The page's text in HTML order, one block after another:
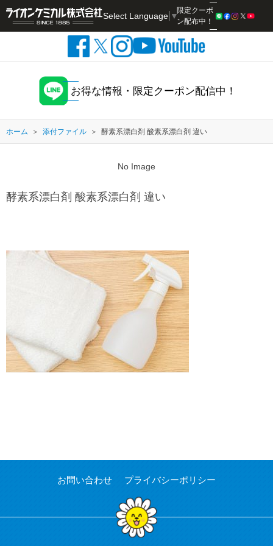
Select Language ▼
限定クーポ
ン配布中！
お得な情報・限定クーポン配信中！
ホーム 添付ファイル 酵素系漂白剤 酸素系漂白剤 違い
No Image
酵素系漂白剤 酸素系漂白剤 違い
お問い合わせ プライバシーポリシー
検索